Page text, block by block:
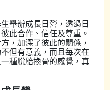
舉辦成長日營，透過日
此合作、信任及尊重。
，加深了彼此的關係，
但有意義，而且每次在
種脫胎換骨的感覺，真